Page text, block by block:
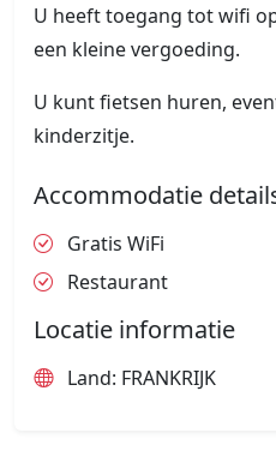
U heeft toegang tot wifi
een kleine vergoeding.
U kunt fietsen huren,
kinderzitje.
Accommodatie
Gratis WiFi
Restaurant
Locatie informatie
Land: FRANKRIJK